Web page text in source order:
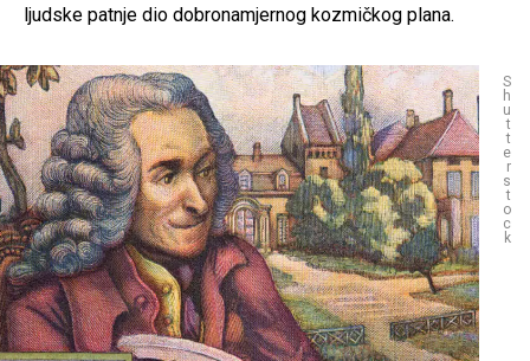
ljudske patnje dio dobronamjernog kozmičkog plana.
S
h
u
t
t
e
r
s
t
o
c
k